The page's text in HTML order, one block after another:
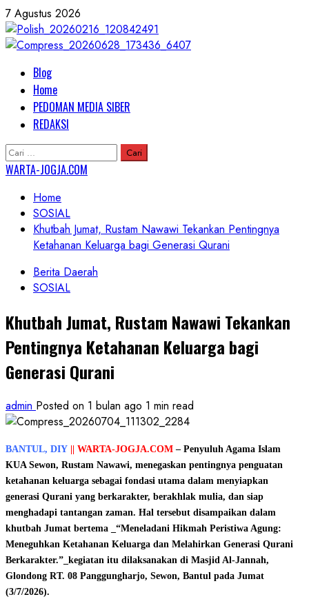
Skip
to
content
7 Agustus 2026
Primary
Menu
Blog
Home
PEDOMAN MEDIA SIBER
REDAKSI
Cari
untuk:
WARTA-JOGJA.COM
Home
SOSIAL
Khutbah Jumat, Rustam Nawawi Tekankan Pentingnya
Ketahanan Keluarga bagi Generasi Qurani
Berita Daerah
SOSIAL
Khutbah Jumat, Rustam Nawawi Tekankan
Pentingnya Ketahanan Keluarga bagi
Generasi Qurani
admin Posted on 1 bulan ago 1 min read
BANTUL, DIY || WARTA-JOGJA.COM – Penyuluh Agama Islam
KUA Sewon, Rustam Nawawi, menegaskan pentingnya penguatan
ketahanan keluarga sebagai fondasi utama dalam menyiapkan
generasi Qurani yang berkarakter, berakhlak mulia, dan siap
menghadapi tantangan zaman. Hal tersebut disampaikan dalam
khutbah Jumat bertema _“Meneladani Hikmah Peristiwa Agung:
Meneguhkan Ketahanan Keluarga dan Melahirkan Generasi Qurani
Berkarakter.”_kegiatan itu dilaksanakan di Masjid Al-Jannah,
Glondong RT. 08 Panggungharjo, Sewon, Bantul pada Jumat
(3/7/2026).